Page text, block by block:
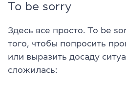
To be sorry
Здесь все просто. To be
того, чтобы попросить
или выразить досаду
сложилась: